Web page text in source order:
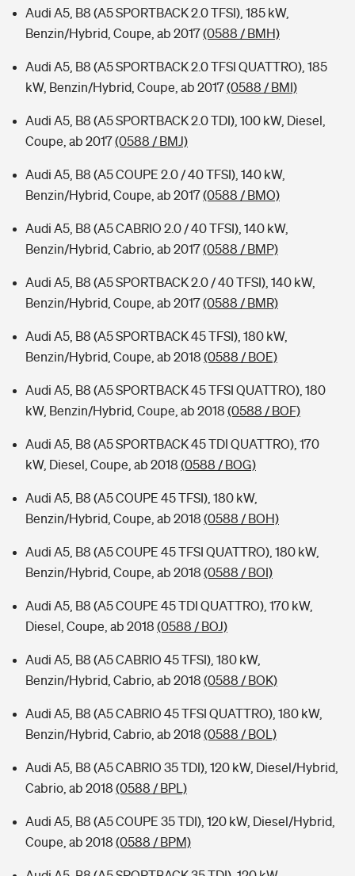
Audi A5, B8 (A5 SPORTBACK 2.0 TFSI), 185 kW,
Benzin/Hybrid, Coupe, ab 2017(0588 / BMH)
Audi A5, B8 (A5 SPORTBACK 2.0 TFSI QUATTRO), 185
kW, Benzin/Hybrid, Coupe, ab 2017(0588 / BMI)
Audi A5, B8 (A5 SPORTBACK 2.0 TDI), 100 kW, Diesel,
Coupe, ab 2017(0588 / BMJ)
Audi A5, B8 (A5 COUPE 2.0 / 40 TFSI), 140 kW,
Benzin/Hybrid, Coupe, ab 2017(0588 / BMO)
Audi A5, B8 (A5 CABRIO 2.0 / 40 TFSI), 140 kW,
Benzin/Hybrid, Cabrio, ab 2017(0588 / BMP)
Audi A5, B8 (A5 SPORTBACK 2.0 / 40 TFSI), 140 kW,
Benzin/Hybrid, Coupe, ab 2017(0588 / BMR)
Audi A5, B8 (A5 SPORTBACK 45 TFSI), 180 kW,
Benzin/Hybrid, Coupe, ab 2018 (0588 / BOE)
Audi A5, B8 (A5 SPORTBACK 45 TFSI QUATTRO), 180
kW, Benzin/Hybrid, Coupe, ab 2018 (0588 / BOF)
Audi A5, B8 (A5 SPORTBACK 45 TDI QUATTRO), 170
kW, Diesel, Coupe, ab 2018 (0588 / BOG)
Audi A5, B8 (A5 COUPE 45 TFSI), 180 kW,
Benzin/Hybrid, Coupe, ab 2018 (0588 / BOH)
Audi A5, B8 (A5 COUPE 45 TFSI QUATTRO), 180 kW,
Benzin/Hybrid, Coupe, ab 2018 (0588 / BOI)
Audi A5, B8 (A5 COUPE 45 TDI QUATTRO), 170 kW,
Diesel, Coupe, ab 2018 (0588 / BOJ)
Audi A5, B8 (A5 CABRIO 45 TFSI), 180 kW,
Benzin/Hybrid, Cabrio, ab 2018 (0588 / BOK)
Audi A5, B8 (A5 CABRIO 45 TFSI QUATTRO), 180 kW,
Benzin/Hybrid, Cabrio, ab 2018 (0588 / BOL)
Audi A5, B8 (A5 CABRIO 35 TDI), 120 kW, Diesel/Hybrid,
Cabrio, ab 2018 (0588 / BPL)
Audi A5, B8 (A5 COUPE 35 TDI), 120 kW, Diesel/Hybrid,
Coupe, ab 2018 (0588 / BPM)